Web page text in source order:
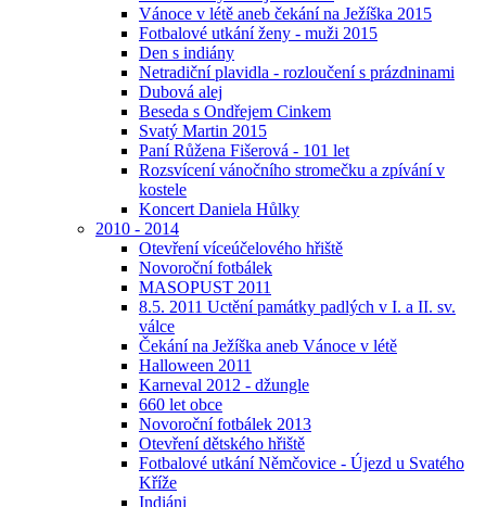
Vánoce v létě aneb čekání na Ježíška 2015
Fotbalové utkání ženy - muži 2015
Den s indiány
Netradiční plavidla - rozloučení s prázdninami
Dubová alej
Beseda s Ondřejem Cinkem
Svatý Martin 2015
Paní Růžena Fišerová - 101 let
Rozsvícení vánočního stromečku a zpívání v
kostele
Koncert Daniela Hůlky
2010 - 2014
Otevření víceúčelového hřiště
Novoroční fotbálek
MASOPUST 2011
8.5. 2011 Uctění památky padlých v I. a II. sv.
válce
Čekání na Ježíška aneb Vánoce v létě
Halloween 2011
Karneval 2012 - džungle
660 let obce
Novoroční fotbálek 2013
Otevření dětského hřiště
Fotbalové utkání Němčovice - Újezd u Svatého
Kříže
Indiáni